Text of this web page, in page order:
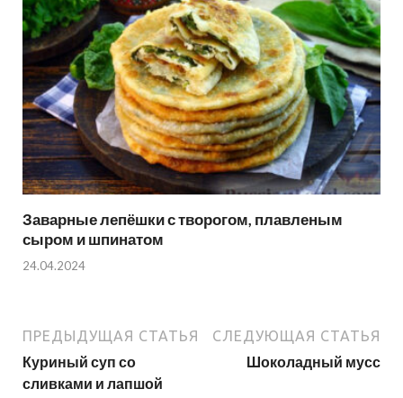
Заварные лепёшки с творогом, плавленым
сыром и шпинатом
24.04.2024
ПРЕДЫДУЩАЯ СТАТЬЯ
Куриный суп со
сливками и лапшой
СЛЕДУЮЩАЯ СТАТЬЯ
Шоколадный мусс